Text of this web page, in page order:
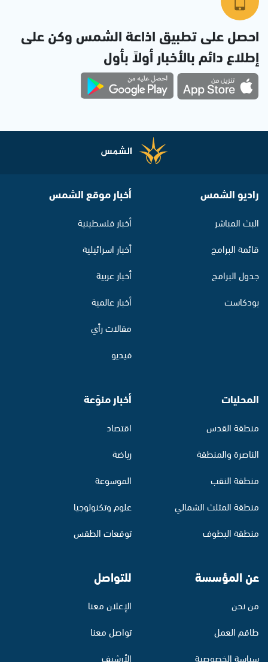
احصل على تطبيق اذاعة الشمس وكن على
إطلاع دائم بالأخبار أولاً بأول
راديو الشمس
البث المباشر
قائمة البرامج
جدول البرامج
بودكاست
أخبار موقع الشمس
أخبار فلسطينية
أخبار اسرائيلية
أخبار عربية
أخبار عالمية
مقالات رأي
فيديو
المحليات
منطقة القدس
الناصرة والمنطقة
منطقة النقب
منطقة المثلث الشمالي
منطقة البطوف
أخبار منوّعة
اقتصاد
رياضة
الموسوعة
علوم وتكنولوجيا
توقعات الطقس
عن المؤسسة
من نحن
طاقم العمل
سياسة الخصوصية
للتواصل
الإعلان معنا
تواصل معنا
الأرشيف